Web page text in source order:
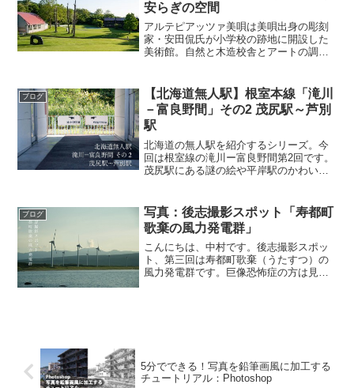
安らぎの空間
アルテピアッツァ美唄は美唄出身の彫刻
家・安田侃氏が小学校の跡地に開設した
美術館。自然と木造校舎とアートの調和
もおすすめです。安田侃彫刻美術館 アル
テピアッツァ美唄野外ギ...
ブログ
【北海道無人駅】根室本線「滝川
－富良野間」その2 茂尻駅～芦別
駅
北海道の無人駅を紹介するシリーズ。今
回は根室線の滝川ー富良野間第2回です。
茂尻駅にある謎の絵や平岸駅のかわいい
根室本線「滝川－富良野間」その１ 滝川
駅～赤平駅北海道の無...
ブログ
写真：後志撮影スポット「寿都町
歌棄の風力発電群」
こんにちは、中村です。後志撮影スポッ
ト、第三回は寿都町歌棄（うたすつ）の
風力発電群です。巨像恐怖症の方は見な
5分でできる！写真を鉛筆画風に加工する
チュートリアル：Photoshop